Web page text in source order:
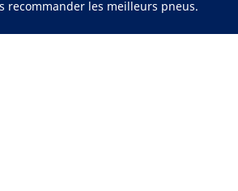
recommander les meilleurs pneus.